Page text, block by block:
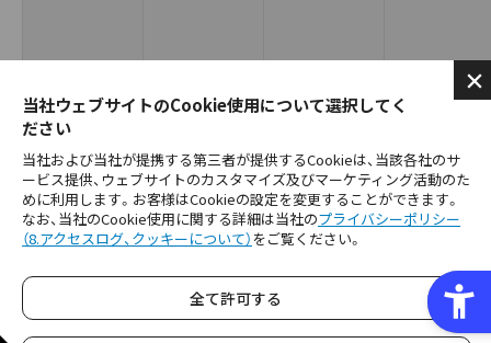
里見 治
里見 治紀 取締役 198 当社
星野 歩 取締役 111
サミー(株)
当社ウェブサイトのCookie使用について選択してく
ださい
当社および当社が提携する第三者が提供するCookieは、当該各社のサ
ービス提供、ウェブサイトのカスタマイズ及びマーケティング活動のた
めに利用します。お客様はCookieの設定を変更することができます。
なお、当社のCookie使用に関する詳細は当社のプライバシーポリシー
（8.アクセスログ、クッキーについて） をご覧ください。
全て許可する